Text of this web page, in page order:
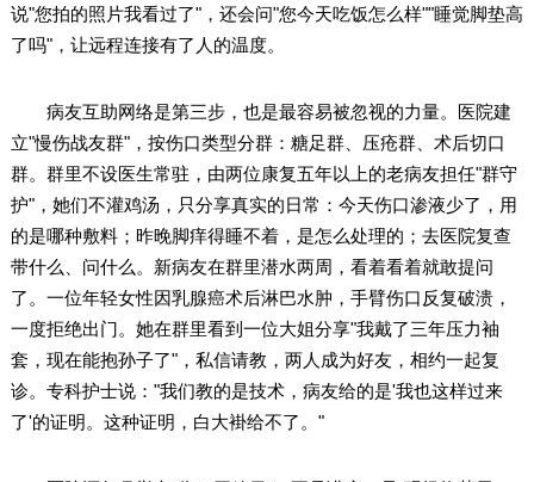
说"您拍的照片我看过了"，还会问"您今天吃饭怎么样""睡觉脚垫高
了吗"，让远程连接有了人的温度。
病友互助网络是第三步，也是最容易被忽视的力量。医院建
立"慢伤战友群"，按伤口类型分群：糖足群、压疮群、术后切口
群。群里不设医生常驻，由两位康复五年以上的老病友担任"群守
护"，她们不灌鸡汤，只分享真实的日常：今天伤口渗液少了，用
的是哪种敷料；昨晚脚痒得睡不着，是怎么处理的；去医院复查
带什么、问什么。新病友在群里潜水两周，看着看着就敢提问
了。一位年轻女性因乳腺癌术后淋巴水肿，手臂伤口反复破溃，
一度拒绝出门。她在群里看到一位大姐分享"我戴了三年压力袖
套，现在能抱孙子了"，私信请教，两人成为好友，相约一起复
诊。专科护士说："我们教的是技术，病友给的是'我也这样过来
了'的证明。这种证明，白大褂给不了。"